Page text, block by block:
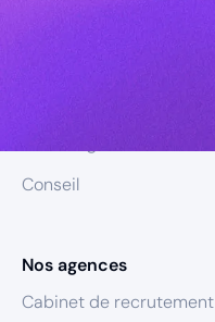
Conseil
Nos agences
Cabinet de recrutement